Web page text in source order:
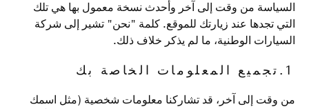
السياسة من وقت إلى آخر وأحدث نسخة معمول بها هي تلك
التي تجدها عند زيارتك للموقع. كلمة "نحن" تشير إلى شركة
السيارات الوطنية، ما لم يذكر خلاف ذلك.
1.تجميع المعلومات الخاصة بك
من وقت إلى آخر، قد تشاركنا معلومات شخصية (مثل اسمك